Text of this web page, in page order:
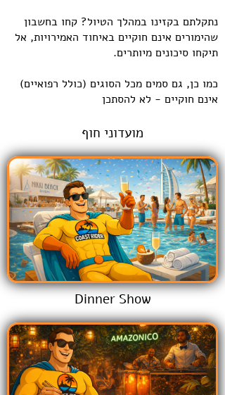
נתקלתם בקזינו במהלך הטיול? קחו בחשבון
שהימורים אינם חוקיים באיחוד האמירויות, אל
תיקחו סיכונים מיותרים.
כמו כן, גם סמים מכל הסוגים (כולל רפואיים)
אינם חוקיים - לא להסתכן
מועדוני חוף
Dinner Show